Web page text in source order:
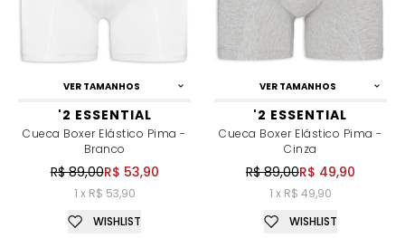
VER TAMANHOS
'2 ESSENTIAL
Cueca Boxer Elástico Pima -
Branco
R$ 89,00R$ 53,90
1 x R$ 53,90
WISHLIST
VER TAMANHOS
'2 ESSENTIAL
Cueca Boxer Elástico Pima -
Cinza
R$ 89,00R$ 49,90
1 x R$ 49,90
WISHLIST